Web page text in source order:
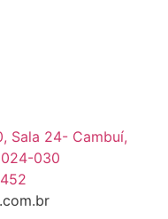
Sala 24- Cambuí,
030